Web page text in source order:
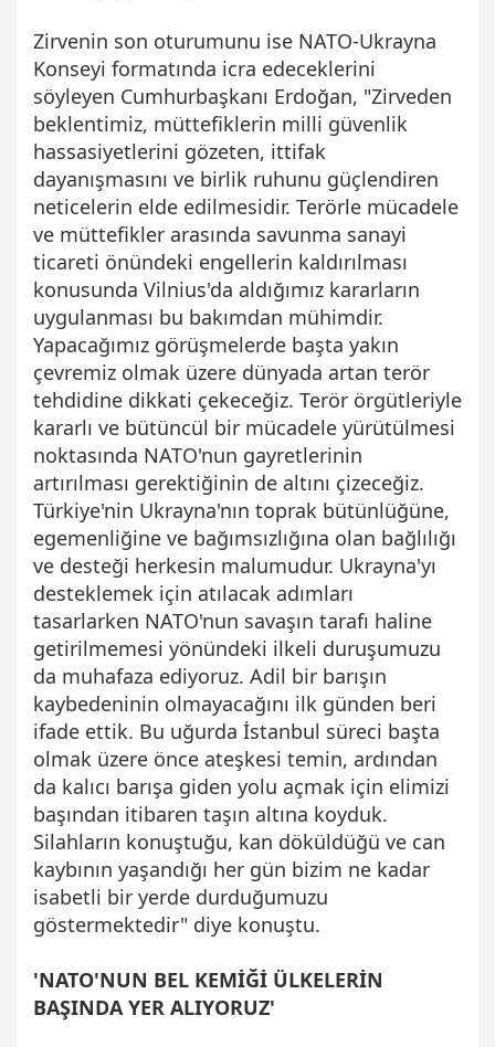
Zirvenin son oturumunu ise NATO-Ukrayna
Konseyi formatında icra edeceklerini
söyleyen Cumhurbaşkanı Erdoğan, "Zirveden
beklentimiz, müttefiklerin milli güvenlik
hassasiyetlerini gözeten, ittifak
dayanışmasını ve birlik ruhunu güçlendiren
neticelerin elde edilmesidir. Terörle mücadele
ve müttefikler arasında savunma sanayi
ticareti önündeki engellerin kaldırılması
konusunda Vilnius'da aldığımız kararların
uygulanması bu bakımdan mühimdir.
Yapacağımız görüşmelerde başta yakın
çevremiz olmak üzere dünyada artan terör
tehdidine dikkati çekeceğiz. Terör örgütleriyle
kararlı ve bütüncül bir mücadele yürütülmesi
noktasında NATO'nun gayretlerinin
artırılması gerektiğinin de altını çizeceğiz.
Türkiye'nin Ukrayna'nın toprak bütünlüğüne,
egemenliğine ve bağımsızlığına olan bağlılığı
ve desteği herkesin malumudur. Ukrayna'yı
desteklemek için atılacak adımları
tasarlarken NATO'nun savaşın tarafı haline
getirilmemesi yönündeki ilkeli duruşumuzu
da muhafaza ediyoruz. Adil bir barışın
kaybedeninin olmayacağını ilk günden beri
ifade ettik. Bu uğurda İstanbul süreci başta
olmak üzere önce ateşkesi temin, ardından
da kalıcı barışa giden yolu açmak için elimizi
başından itibaren taşın altına koyduk.
Silahların konuştuğu, kan döküldüğü ve can
kaybının yaşandığı her gün bizim ne kadar
isabetli bir yerde durduğumuzu
göstermektedir" diye konuştu.
'NATO'NUN BEL KEMİĞİ ÜLKELERİN
BAŞINDA YER ALIYORUZ'